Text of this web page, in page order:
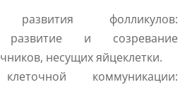
развития фолликулов:
развитие и созревание
несущих яйцеклетки.
коммуникации: